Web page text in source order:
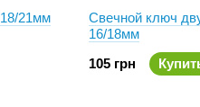
21мм
Свечной ключ
16/18мм
105 грн